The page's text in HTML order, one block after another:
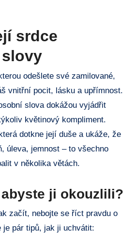
srdce
odešlete své zamilované,
vnitřní pocit, lásku a upřímnost.
slova dokážou vyjádřit
květinový kompliment.
dotkne její duše a ukáže, že
úleva, jemnost – to všechno
v několika větách.
ji okouzlili?
začít, nebojte se říct pravdu o
je pár tipů, jak ji uchvátit: